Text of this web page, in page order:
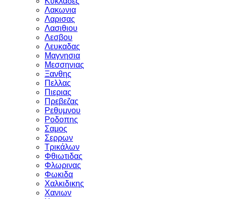
Λακωνια
Λαρισας
Λασιθιου
Λεσβου
Λευκαδας
Μαγνησια
Μεσσηνιας
Ξανθης
Πελλας
Πιεριας
Πρεβεζας
Ρεθυμνου
Ροδοπης
Σαμος
Σερρων
Τρικάλων
Φθιωτιδας
Φλωρινας
Φωκιδα
Χαλκιδικης
Χανιων